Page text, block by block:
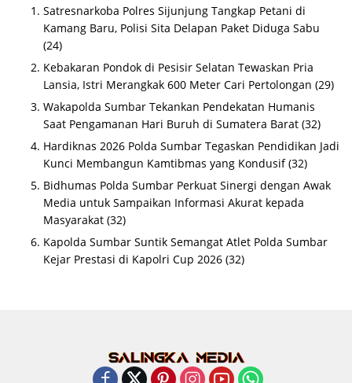
Satresnarkoba Polres Sijunjung Tangkap Petani di
Kamang Baru, Polisi Sita Delapan Paket Diduga Sabu
(24)
Kebakaran Pondok di Pesisir Selatan Tewaskan Pria
Lansia, Istri Merangkak 600 Meter Cari Pertolongan (29)
Wakapolda Sumbar Tekankan Pendekatan Humanis
Saat Pengamanan Hari Buruh di Sumatera Barat (32)
Hardiknas 2026 Polda Sumbar Tegaskan Pendidikan Jadi
Kunci Membangun Kamtibmas yang Kondusif (32)
Bidhumas Polda Sumbar Perkuat Sinergi dengan Awak
Media untuk Sampaikan Informasi Akurat kepada
Masyarakat (32)
Kapolda Sumbar Suntik Semangat Atlet Polda Sumbar
Kejar Prestasi di Kapolri Cup 2026 (32)